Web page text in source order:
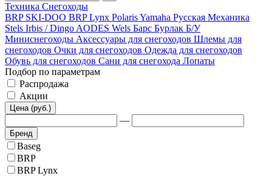
Техника Снегоходы
BRP SKI-DOO BRP Lynx PolarisYamaha Русская Механика
Stels Irbis / Dingo AODES Wels Барс Бурлак Б/У
Миниснегоходы Аксессуары для снегоходов Шлемы для
снегоходов Очки для снегоходов Одежда для снегоходов
Обувь для снегоходов Сани для снегохода Лопаты
Подбор по параметрам
Распродажа
Акции
Цена (руб.)
—
Бренд
Baseg
BRP
BRP Lynx